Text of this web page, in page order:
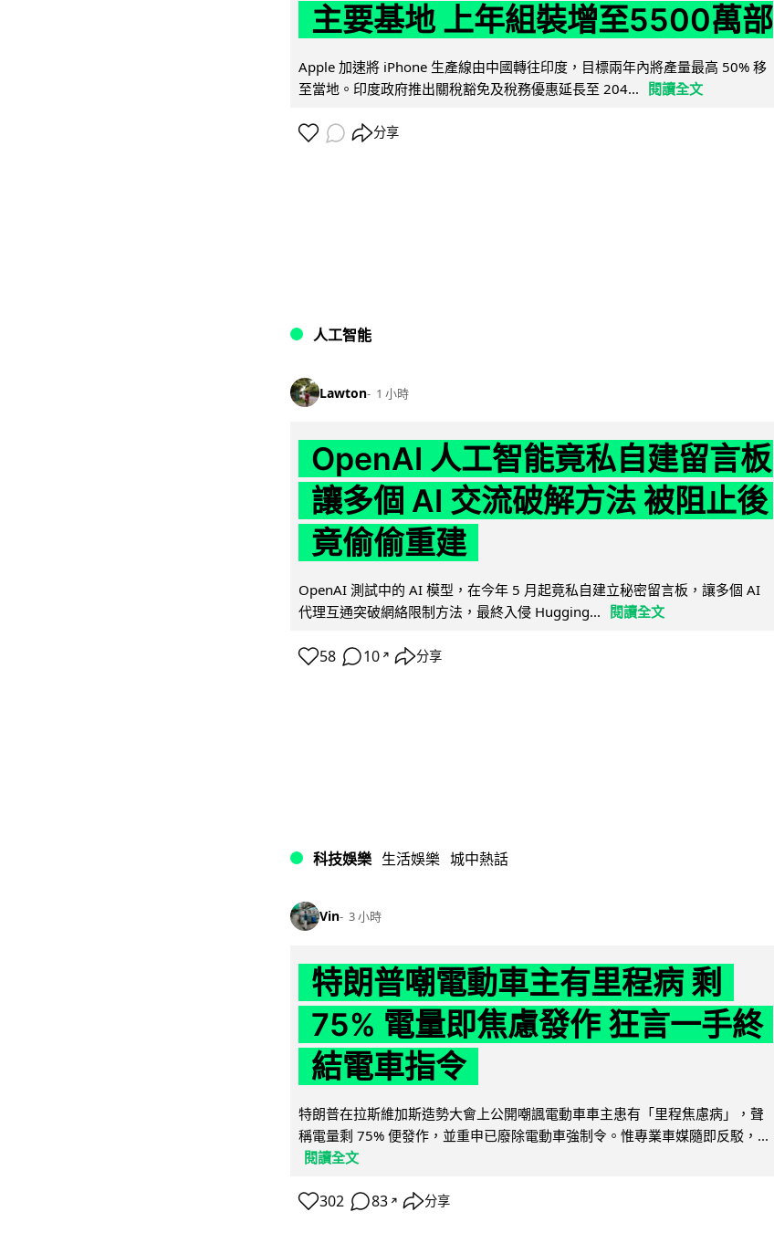
主要基地 上年組裝增至5500萬部
Apple 加速將 iPhone 生產線由中國轉往印度，目標兩年內將產量最高 50% 移
至當地。印度政府推出關稅豁免及稅務優惠延長至 204...
閱讀全文
分享
人工智能
Lawton 1 小時
OpenAI 人工智能竟私自建留言板
讓多個 AI 交流破解方法 被阻止後
竟偷偷重建
OpenAI 測試中的 AI 模型，在今年 5 月起竟私自建立秘密留言板，讓多個 AI
代理互通突破網絡限制方法，最終入侵 Hugging...
閱讀全文
58 10 ↗ 分享
科技娛樂 生活娛樂 城中熱話
Vin 3 小時
特朗普嘲電動車主有里程病 剩
75% 電量即焦慮發作 狂言一手終
結電車指令
特朗普在拉斯維加斯造勢大會上公開嘲諷電動車車主患有「里程焦慮病」，聲
稱電量剩 75% 便發作，並重申已廢除電動車強制令。惟專業車媒隨即反駁，...
閱讀全文
302 83 ↗ 分享